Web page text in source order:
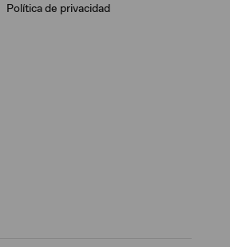
Política de privacidad